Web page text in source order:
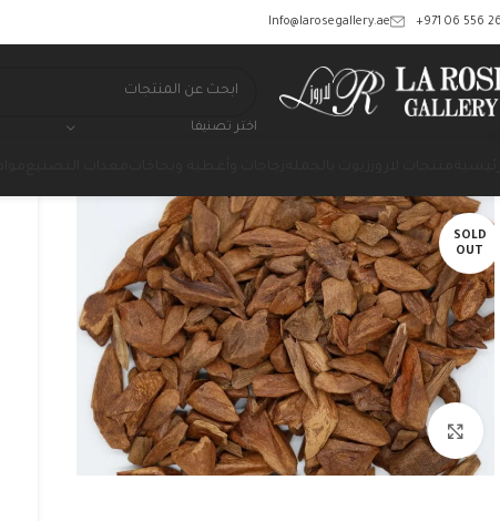
‎+971 06 556
Info@larosegallery.ae
اختر تصنيفا
SOLD
OUT
Click to enlarge